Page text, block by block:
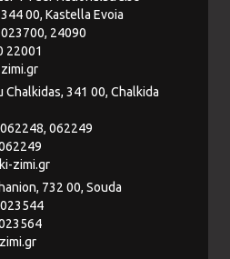
00, Kastella Evoia
24090
22001
Chalkidas, 341 00, Chalkida
062249
zimi.gr
732 00, Souda